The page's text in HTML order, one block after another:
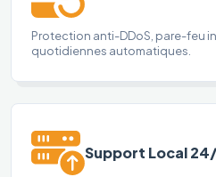
Protection anti-DDoS, pare-feu
quotidiennes automatiques.
Support Local